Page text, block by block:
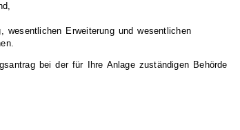
wesentlichen Erweiterung und wesentlichen
bei der für Ihre Anlage zuständigen Behörde